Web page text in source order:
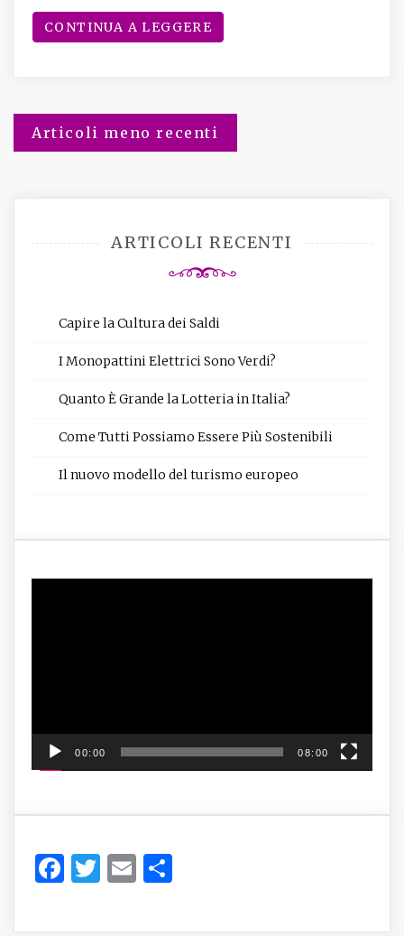
CONTINUA A LEGGERE
Navigazione
articoli
Articoli meno recenti
ARTICOLI RECENTI
Capire la Cultura dei Saldi
I Monopattini Elettrici Sono Verdi?
Quanto È Grande la Lotteria in Italia?
Come Tutti Possiamo Essere Più Sostenibili
Il nuovo modello del turismo europeo
00:00 08:00
Facebook
Twitter
Email